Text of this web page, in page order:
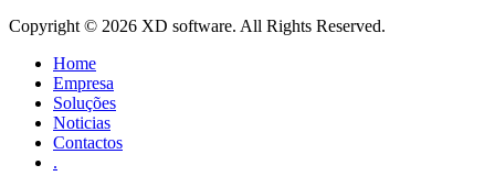
Copyright © 2026 XD software. All Rights Reserved.
Home
Empresa
Soluções
Noticias
Contactos
.